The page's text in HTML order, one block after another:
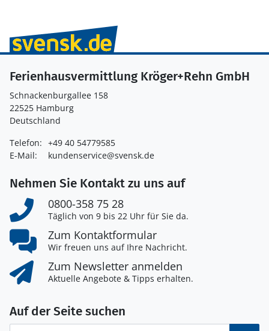
Ferienhausvermittlung Kröger+Rehn GmbH
Schnackenburgallee 158
22525 Hamburg
Deutschland
Telefon: +49 40 54779585
E-Mail:
kundenservice@svensk.de
Nehmen Sie Kontakt zu uns auf
0800-358 75 28
Täglich von 9 bis 22 Uhr für Sie da.
Zum Kontaktformular
Wir freuen uns auf Ihre Nachricht.
Zum Newsletter anmelden
Aktuelle Angebote & Tipps erhalten.
Auf der Seite suchen